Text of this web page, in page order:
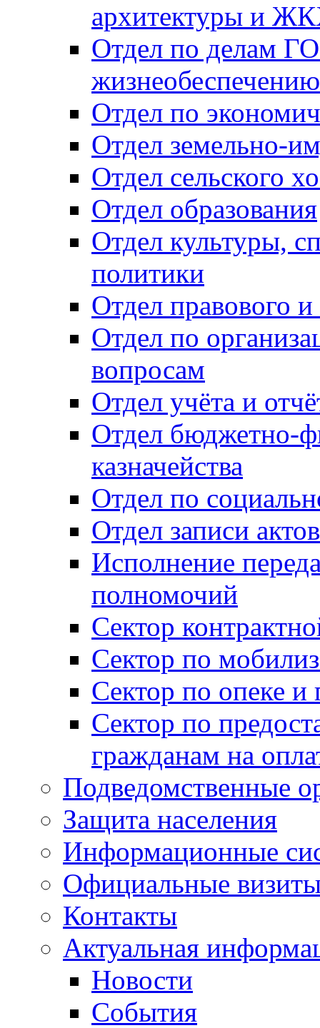
архитектуры и
Отдел по делам
Отдел по
Отдел земельно-
Отдел сельского
Отдел образования
Отдел культуры,
политики
Отдел правового
Отдел по
вопросам
Отдел учёта и
Отдел бюджетно-
казначейства
Отдел по
Отдел записи
Исполнение
полномочий
Сектор
Сектор по
Сектор по опеке и
Сектор по
гражданам на
Подведомственные
Защита населения
Информационные
Официальные
Контакты
Актуальная
Новости
События